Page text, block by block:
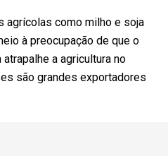
agrícolas como milho e soja
à preocupação de que o
a agricultura no
são grandes exportadores